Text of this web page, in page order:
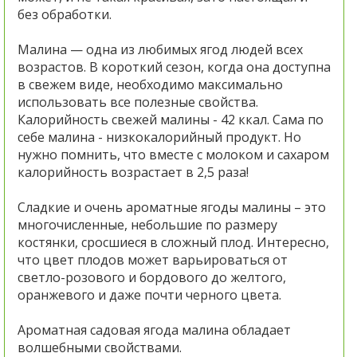
без обработки.
Малина — одна из любимых ягод людей всех
возрастов. В короткий сезон, когда она доступна
в свежем виде, необходимо максимально
использовать все полезные свойства.
Калорийность свежей малины - 42 ккал. Сама по
себе малина - низкокалорийный продукт. Но
нужно помнить, что вместе с молоком и сахаром
калорийность возрастает в 2,5 раза!
Сладкие и очень ароматные ягоды малины – это
многочисленные, небольшие по размеру
костянки, сросшиеся в сложный плод. Интересно,
что цвет плодов может варьироваться от
светло-розового и бордового до желтого,
оранжевого и даже почти черного цвета.
Ароматная садовая ягода малина обладает
волшебными свойствами.